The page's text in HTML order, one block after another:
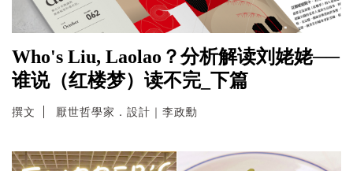
Who's Liu, Laolao？分析解读刘姥姥──
谁说（红楼梦）读不完_下篇
撰文 厭世哲學家．設計｜李政勳